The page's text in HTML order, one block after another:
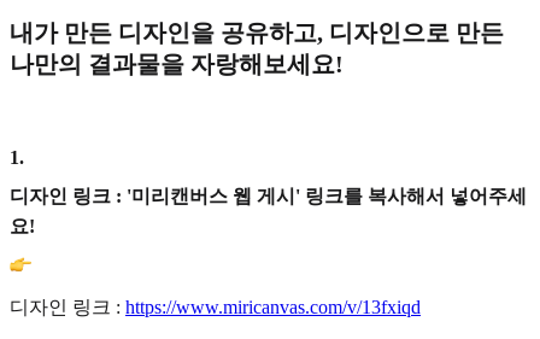
내가 만든 디자인을 공유하고, 디자인으로 만든
나만의 결과물을 자랑해보세요!
1.
디자인 링크 : '미리캔버스 웹 게시' 링크를 복사해서 넣어주세
요!
디자인 링크 : https://www.miricanvas.com/v/13fxiqd